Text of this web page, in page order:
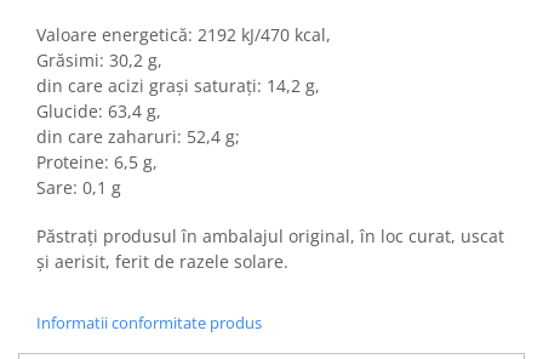
Valoare energetică: 2192 kJ/470 kcal,
Grăsimi: 30,2 g,
din care acizi grași saturați: 14,2 g,
Glucide: 63,4 g,
din care zaharuri: 52,4 g;
Proteine: 6,5 g,
Sare: 0,1 g
Păstrați produsul în ambalajul original, în loc curat, uscat
și aerisit, ferit de razele solare.
Informatii conformitate produs